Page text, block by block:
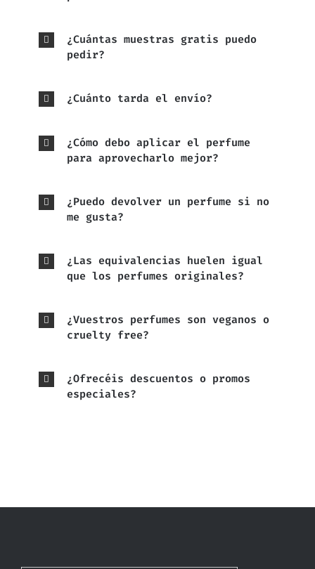
¿Cuántas muestras gratis puedo
pedir?
¿Cuánto tarda el envío?
¿Cómo debo aplicar el perfume
para aprovecharlo mejor?
¿Puedo devolver un perfume si no
me gusta?
¿Las equivalencias huelen igual
que los perfumes originales?
¿Vuestros perfumes son veganos o
cruelty free?
¿Ofrecéis descuentos o promos
especiales?